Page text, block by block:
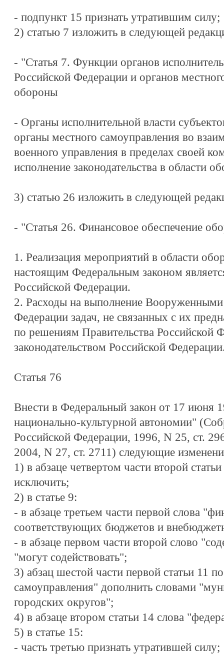
- подпункт 15 признать утратившим силу;
2) статью 7 изложить в следующей
- "Статья 7. Функции органов
Российской Федерации и органов
обороны
- Органы исполнительной власти
органы местного самоуправления во
военного управления в пределах своей
исполнение законодательства в области
3) статью 26 изложить в следующей
- "Статья 26. Финансовое обеспечение
1. Реализация мероприятий в области
настоящим Федеральным законом
Российской Федерации.
2. Расходы на выполнение
Федерации задач, не связанных с их
по решениям Правительства Российской
законодательством Российской
Статья 76
Внести в Федеральный закон от 17 июня
национально-культурной автономии"
Российской Федерации, 1996, N 25, ст.
2004, N 27, ст. 2711) следующие
1) в абзаце четвертом части второй
исключить;
2) в статье 9:
- в абзаце третьем части первой слова
соответствующих бюджетов и
- в абзаце первом части второй слово
"могут содействовать";
3) абзац шестой части первой статьи 11
самоуправления" дополнить словами
городских округов";
4) в абзаце втором статьи 14 слова
5) в статье 15:
- часть третью признать утратившей силу;